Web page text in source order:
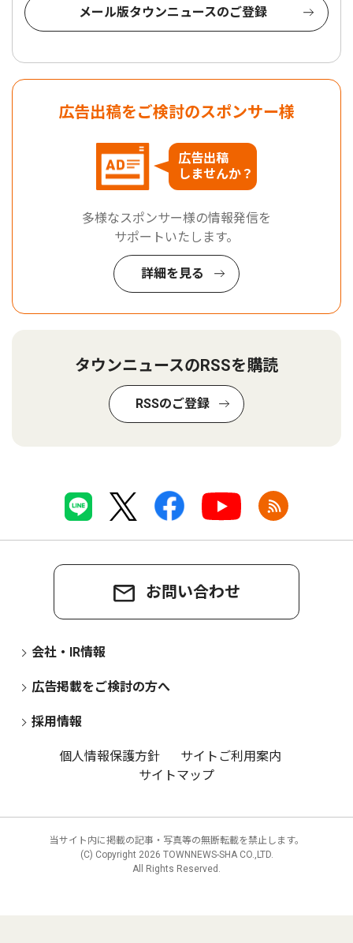
メール版タウンニュースのご登録
広告出稿をご検討のスポンサー様
広告出稿
しませんか？
多様なスポンサー様の情報発信を
サポートいたします。
詳細を見る
タウンニュースのRSSを購読
RSSのご登録
お問い合わせ
会社・IR情報
広告掲載をご検討の方へ
採用情報
個人情報保護方針
サイトご利用案内
サイトマップ
当サイト内に掲載の記事・写真等の無断転載を禁止します。
(C) Copyright 2026 TOWNNEWS-SHA CO.,LTD.
All Rights Reserved.